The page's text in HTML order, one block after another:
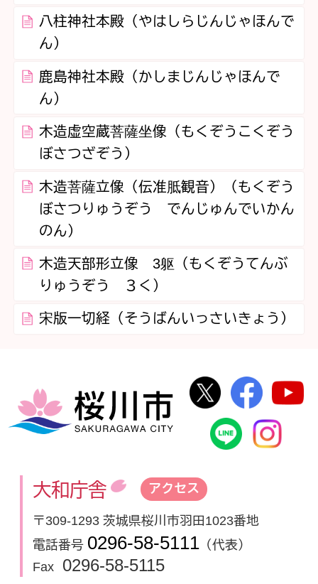
八柱神社本殿（やはしらじんじゃほんで
ん）
鹿島神社本殿（かしまじんじゃほんで
ん）
木造虚空蔵菩薩坐像（もくぞうこくぞう
ぼさつざぞう）
木造菩薩立像（伝准胝観音）（もくぞう
ぼさつりゅうぞう でんじゅんでいかん
のん）
木造天部形立像 3躯（もくぞうてんぶ
りゅうぞう ３く）
宋版一切経（そうばんいっさいきょう）
桜川市
桜川市公式
桜川
桜川市公
大和庁舎 アクセス
〒309-1293 茨城県桜川市羽田1023番地
電話番号 0296-58-5111 （代表）
Fax
0296-58-5115